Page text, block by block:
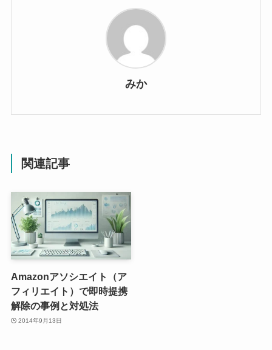
みか
関連記事
Amazonアソシエイト（ア
フィリエイト）で即時提携
解除の事例と対処法
2014年9月13日